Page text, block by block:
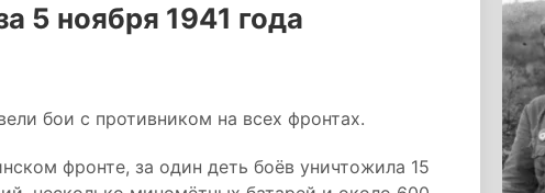
5 ноября 1941 года
бои с противником на всех фронтах.
фронте, за один деть боёв уничтожила 15